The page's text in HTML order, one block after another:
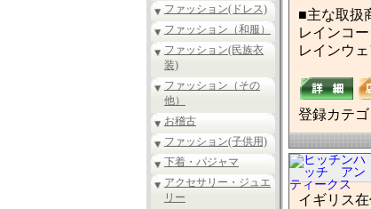
ファッション(ドレス)
ファッション（和服）
ファッション(民族衣
装)
ファッション（その
他）
お稽古
ファッション(子供用)
下着・パジャマ
アクセサリー・ジュエ
リー
■主な取扱
レインコ
レインウ
登録カテゴ
イギリス